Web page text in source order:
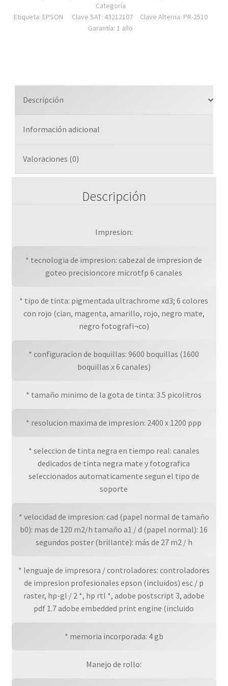
Pulgadas,
111
2400
1200
Categoría
Etiqueta: EPSON Clave SAT: 43212107
Clave Alterna: PR-2510
Garantía: 1 año
Descripción
Información adicional
Valoraciones (0)
Descripción
Impresion:
* tecnologia de impresion: cabezal de impresion de
goteo precisioncore microtfp 6 canales
* tipo de tinta: pigmentada ultrachrome xd3; 6 colores
con rojo (cian, magenta, amarillo, rojo, negro mate,
negro fotografi¬co)
* configuracion de boquillas: 9600 boquillas (1600
boquillas x 6 canales)
* tamaño minimo de la gota de tinta: 3.5 picolitros
* resolucion maxima de impresion: 2400 x 1200 ppp
* seleccion de tinta negra en tiempo real: canales
dedicados de tinta negra mate y fotografica
seleccionados automaticamente segun el tipo de
soporte
* velocidad de impresion: cad (papel normal de tamaño
b0): mas de 120 m2/h tamaño a1 / d (papel normal): 16
segundos poster (brillante): más de 27 m2 / h
* lenguaje de impresora / controladores: controladores
de impresion profesionales epson (incluidos) esc / p
raster, hp-gl / 2 *, hp rtl *, adobe postscript 3, adobe
pdf 1.7 adobe embedded print engine (incluido
* memoria incorporada: 4 gb
Manejo de rollo: